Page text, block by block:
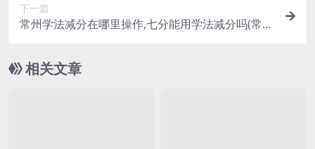
下一篇
常州学法减分在哪里操作,七分能用学法减分吗(常州
相关文章